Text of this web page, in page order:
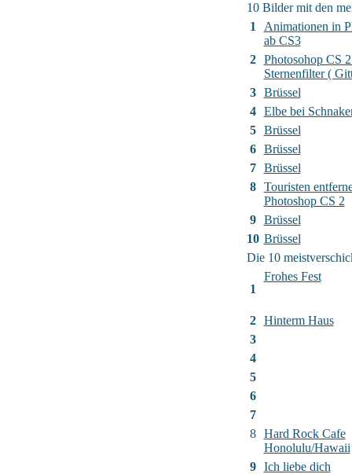
10 Bilder mit den
1
Animationen in
ab CS3
2
Photosohop CS
Sternenfilter (
3
Brüssel
4
Elbe bei
5
Brüssel
6
Brüssel
7
Brüssel
8
Touristen
Photoshop CS 2
9
Brüssel
10 Brüssel
Die 10
1
Frohes Fest
2
Hinterm Haus
3
4
5
6
7
8
Hard Rock Cafe
Honolulu/Hawaii
9
Ich liebe dich